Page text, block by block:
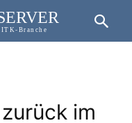
Branche
im